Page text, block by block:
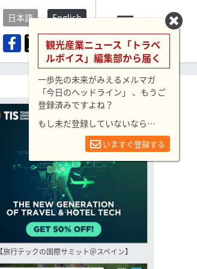
日本語 English
メニュー
【旅行テックの国際サミット＠スペイン】
観光産業ニュース「トラベ
ルボイス」編集部から届く
一歩先の未来がみえるメルマガ
「今日のヘッドライン」 、もうご
登録済みですよね？
もし未だ登録していないなら…
いますぐ登録する